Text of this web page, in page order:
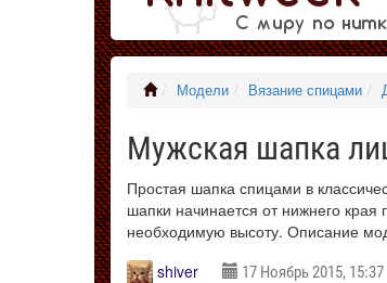
Модели Вязание спицами
Мужская шапка
Простая шапка спицами в
шапки начинается от нижнего края
необходимую высоту. Описание
shiver
17 Ноябрь 2015, 15:37